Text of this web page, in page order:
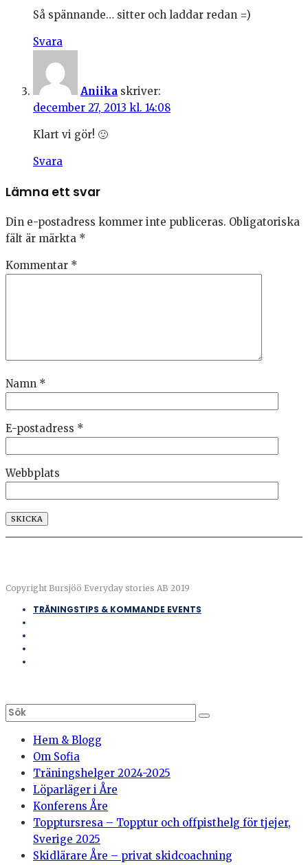
Så spännande… sitter och laddar redan =)
Svara
Aniika skriver:
december 27, 2013 kl. 14:08
Klart vi gör! 🙂
Svara
Lämna ett svar
Din e-postadress kommer inte publiceras. Obligatoriska
fält är märkta *
Kommentar *
Namn *
E-postadress *
Webbplats
Copyright Bursjöö Everyday stories AB 2019
TRÄNINGSTIPS & KOMMANDE EVENTS
Hem & Blogg
Om Sofia
Träningshelger 2024-2025
Löparläger i Åre
Konferens Åre
Topptursresa – Topptur och offpisthelg för tjejer,
Sverige 2025
Skidlärare Åre – privat skidcoachning